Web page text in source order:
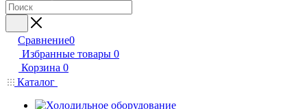
Сравнение0
Избранные товары 0
Корзина 0
Каталог